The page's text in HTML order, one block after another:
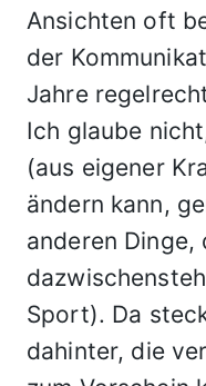
Ansichten oft
der
Jahre
Ich glaube
(aus eigener
ändern kann,
anderen Dinge,
Sport). Da
dahinter, die